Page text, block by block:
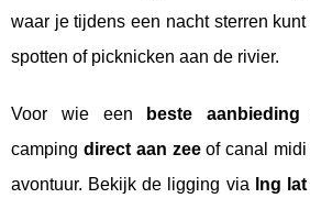
waar je tijdens een nacht sterren
spotten of picknicken aan de rivier.
Voor wie een beste aanbieding
camping direct aan zeeof canal midi
avontuur. Bekijk de ligging via
lng lat